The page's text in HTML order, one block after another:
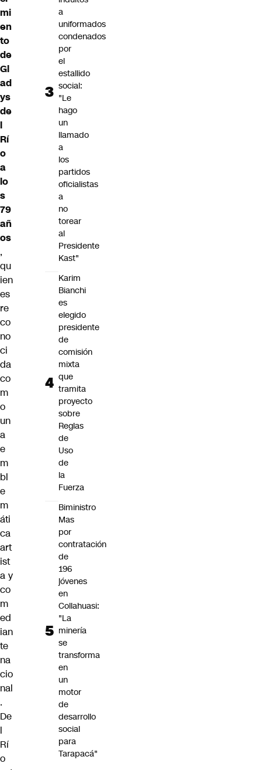
mi
en
to
de
Gl
ad
ys
de
l
Rí
o
a
lo
s
79
añ
os
,
qu
ien
es
re
co
no
ci
da
co
m
o
un
a
e
m
bl
e
m
áti
ca
art
ist
a y
co
m
ed
ian
te
na
cio
nal
.
De
l
Rí
o
a
uniformados
condenados
por
el
estallido
social:
"Le
hago
un
llamado
a
los
partidos
oficialistas
a
no
torear
al
Presidente
Kast"
Karim
Bianchi
es
elegido
presidente
de
comisión
mixta
que
tramita
proyecto
sobre
Reglas
de
Uso
de
la
Fuerza
Biministro
Mas
por
contratación
de
196
jóvenes
en
Collahuasi:
"La
minería
se
transforma
en
un
motor
de
desarrollo
social
para
Tarapacá"